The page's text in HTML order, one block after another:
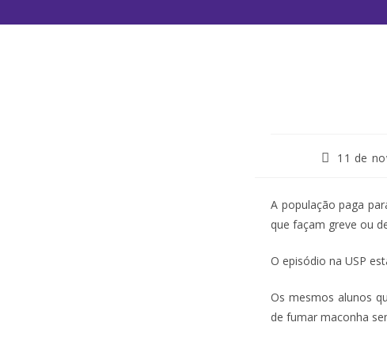
11 de
A população paga
que façam greve ou
O episódio na USP
Os mesmos alunos
de fumar maconha